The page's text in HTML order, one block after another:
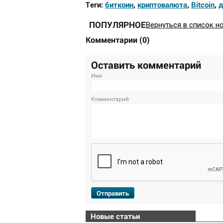
Теги: биткоин, криптовалюта, Bitcoin,
ПОПУЛЯРНОЕВернуться в список
Комментарии (0)
Оставить комментарий
Имя
Комментарий
Отправить
Новые статьи